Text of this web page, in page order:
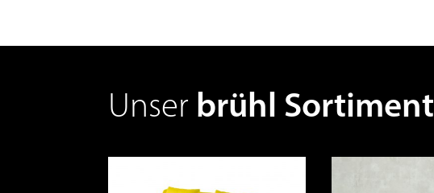
Unser brühl Sortiment